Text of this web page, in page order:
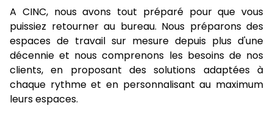
A CINC, nous avons tout préparé pour que vous
puissiez retourner au bureau. Nous préparons des
espaces de travail sur mesure depuis plus d'une
décennie et nous comprenons les besoins de nos
clients, en proposant des solutions adaptées à
chaque rythme et en personnalisant au maximum
leurs espaces.